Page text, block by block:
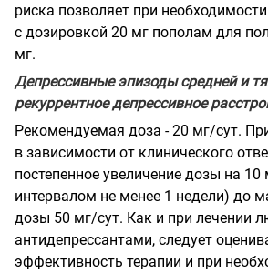
риска позволяет при
с дозировкой 20 мг пополам для
мг.
Депрессивные эпизоды средней и
рекуррентное депрессивное
Рекомендуемая доза - 20 мг/сут.
в зависимости от клинического
постепенное увеличение дозы на 10
интервалом не менее 1 недели) до
дозы 50 мг/сут. Как и при лечении
антидепрессантами, следует
эффективность терапии и при